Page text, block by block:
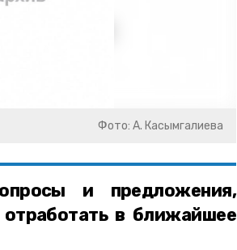
Фото: А. Касымгалиева
и предложения,
в ближайшее